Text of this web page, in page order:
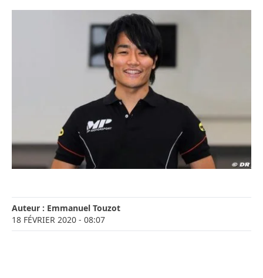
Auteur : Emmanuel Touzot
18 FÉVRIER 2020 - 08:07